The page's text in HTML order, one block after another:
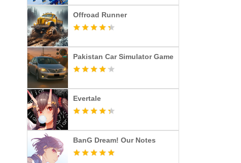
Offroad Runner
Pakistan Car Simulator Game
Evertale
BanG Dream! Our Notes